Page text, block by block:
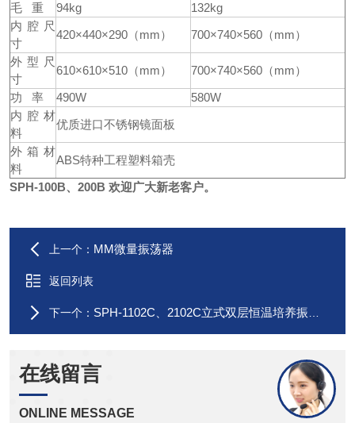
毛 重
94kg
132kg
内腔尺
寸
420×440×290（mm）
700×740×560（mm）
外型尺
寸
610×610×510（mm）
700×740×560（mm）
功 率
490W
580W
内腔材
料
优质进口不锈钢镜面板
外箱材
料
ABS特种工程塑料箱壳
SPH-100B、200B 欢迎广大新老客户。
上一个： MM微量振荡器
返回列表
下一个： SPH-1102C、2102C立式双层恒温培养振荡器
在线留言
ONLINE MESSAGE